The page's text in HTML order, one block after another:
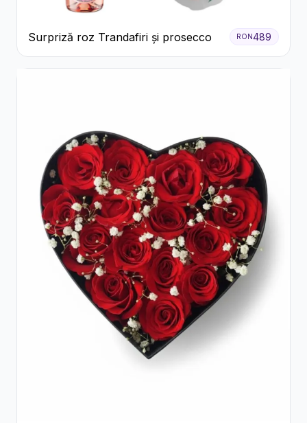
Surpriză roz Trandafiri și prosecco RON 489